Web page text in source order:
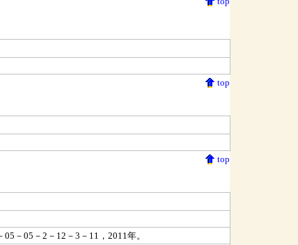
top
top
－05－2－12－3－11 ，2011年。